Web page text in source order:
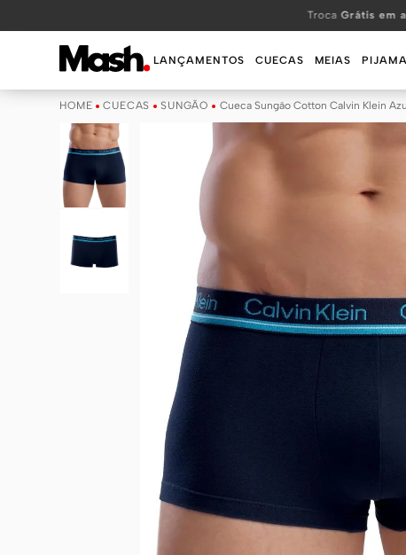
TrocaGrátis em
LANÇAMENTOS CUECAS MEIAS
CUECAS SUNGÃO Cueca Sungão Cotton Calvin Klein
2º INFANTIL
KITS
SUNGA
CUECA
MEIA